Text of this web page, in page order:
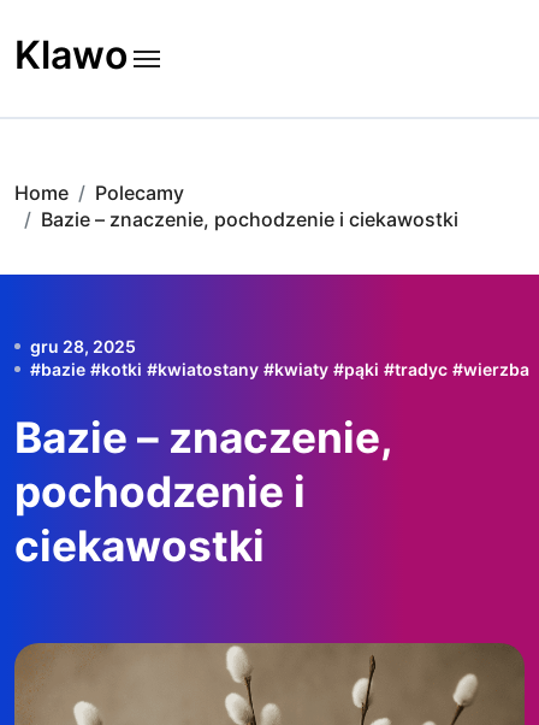
to
content
Klawo
Home
Polecamy
Bazie – znaczenie, pochodzenie i ciekawostki
gru 28, 2025
#bazie #kotki #kwiatostany #kwiaty #pąki #tradyc #wierzba
Bazie – znaczenie,
pochodzenie i
ciekawostki